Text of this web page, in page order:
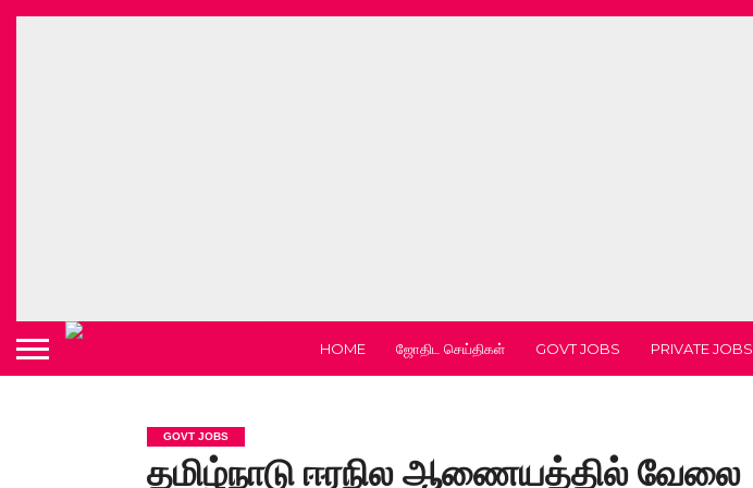
HOME ஜோதிட செய்திகள் GOVT JOBS PRIVATE JOBS
GOVT JOBS
தமிழ்நாடு ஈரநில ஆணையத்தில் வேலை